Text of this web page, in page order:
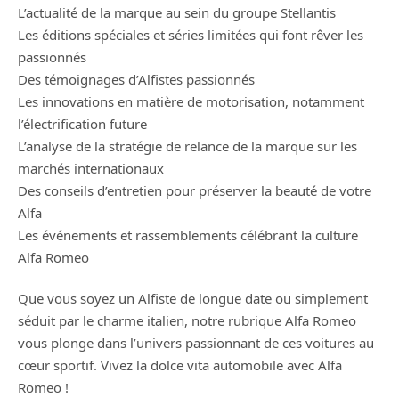
L’actualité de la marque au sein du groupe Stellantis
Les éditions spéciales et séries limitées qui font rêver les
passionnés
Des témoignages d’Alfistes passionnés
Les innovations en matière de motorisation, notamment
l’électrification future
L’analyse de la stratégie de relance de la marque sur les
marchés internationaux
Des conseils d’entretien pour préserver la beauté de votre
Alfa
Les événements et rassemblements célébrant la culture
Alfa Romeo
Que vous soyez un Alfiste de longue date ou simplement
séduit par le charme italien, notre rubrique Alfa Romeo
vous plonge dans l’univers passionnant de ces voitures au
cœur sportif. Vivez la dolce vita automobile avec Alfa
Romeo !